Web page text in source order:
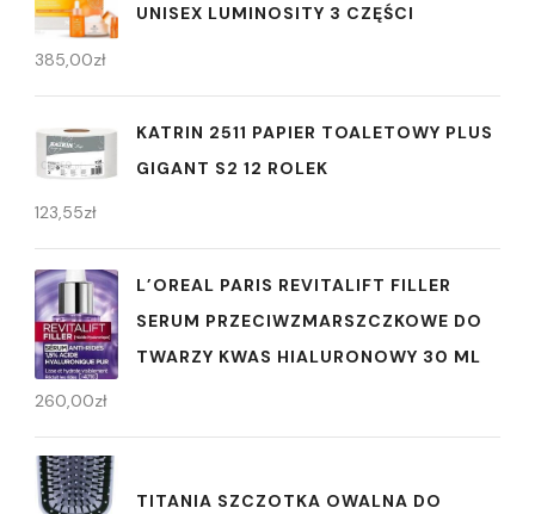
UNISEX LUMINOSITY 3 CZĘŚCI
385,00zł
KATRIN 2511 PAPIER TOALETOWY PLUS
GIGANT S2 12 ROLEK
123,55zł
L’OREAL PARIS REVITALIFT FILLER
SERUM PRZECIWZMARSZCZKOWE DO
TWARZY KWAS HIALURONOWY 30 ML
260,00zł
TITANIA SZCZOTKA OWALNA DO